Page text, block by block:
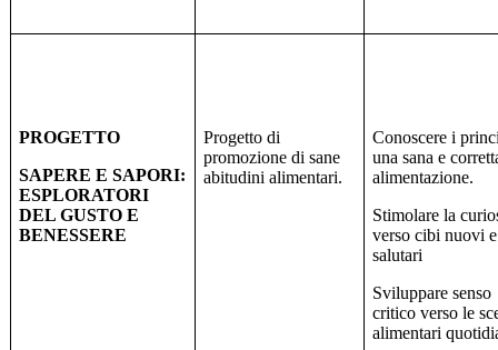
PROGETTO
SAPERE E SAPORI:
ESPLORATORI
DEL GUSTO E
BENESSERE
Progetto di
promozione di sane
abitudini alimentari.
Conoscere i
una sana e
alimentazione.
Stimolare la
verso cibi nuovi e
salutari
Sviluppare senso
critico verso le
alimentari